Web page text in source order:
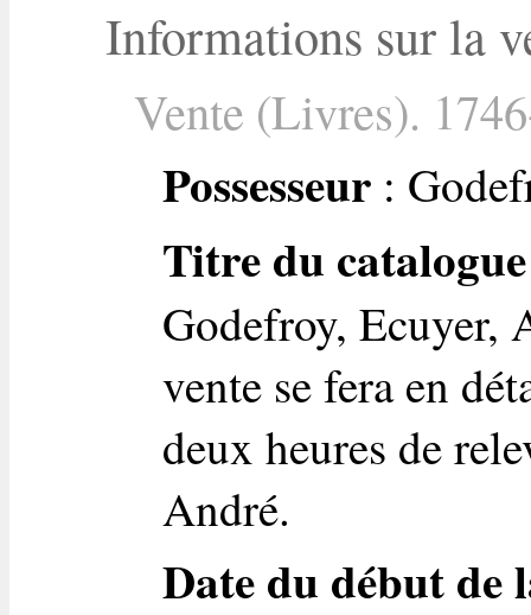
Informations sur la
Vente (Livres).
Possesseur :
Titre du catalogue
Godefroy, Ecuyer,
vente se fera en
deux heures de
André.
Date du début de